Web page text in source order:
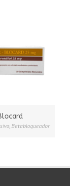
Betabloqueador